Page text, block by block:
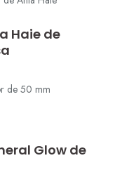
Haie de
de 50 mm
Glow de